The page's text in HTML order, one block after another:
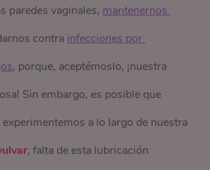
paredes vaginales, mantenernos
contra infecciones por
, porque, aceptémoslo, ¡nuestra
Sin embargo, es posible que
a lo largo de nuestra
, falta de esta lubricación